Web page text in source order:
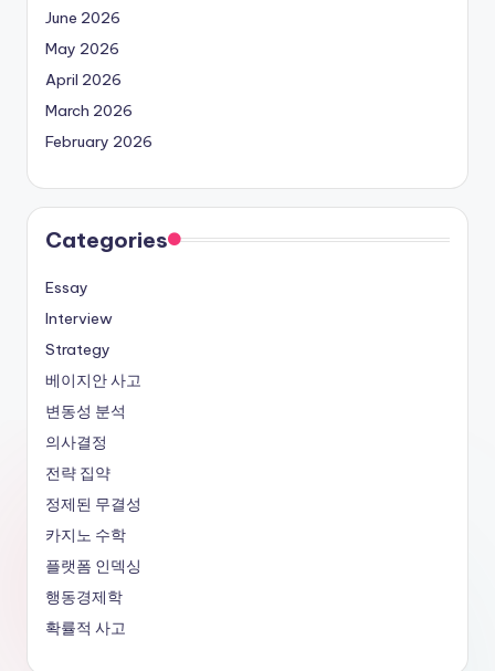
June 2026
May 2026
April 2026
March 2026
February 2026
Categories
Essay
Interview
Strategy
베이지안 사고
변동성 분석
의사결정
전략 집약
정제된 무결성
카지노 수학
플랫폼 인덱싱
행동경제학
확률적 사고